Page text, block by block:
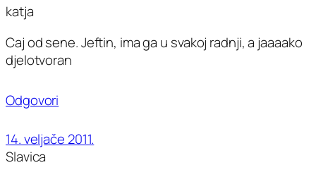
katja
Caj od sene. Jeftin, ima ga u svakoj radnji, a jaaaako
djelotvoran
Odgovori
14. veljače 2011.
Slavica